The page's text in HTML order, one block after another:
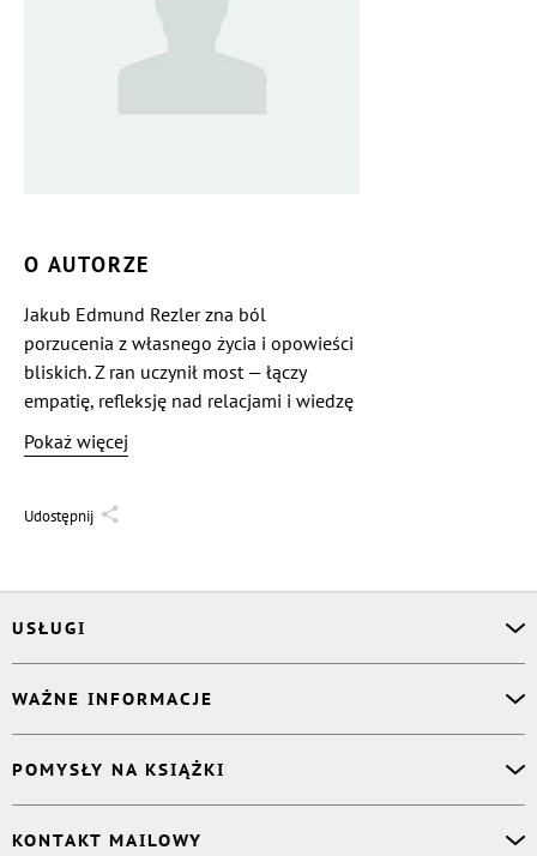
O AUTORZE
Jakub Edmund Rezler zna ból
porzucenia z własnego życia i opowieści
bliskich. Z ran uczynił most — łączy
empatię, refleksję nad relacjami i wiedzę
o psychice, by inspirować do wzrostu.
Nie narzuca recept, lecz wyciąga rękę
ziarno wsparcia — zaproszenie
Pokaż więcej
Udostępnij
USŁUGI
Korektor
Projektant okładki
Druk Twojej książki
Publikacja
WAŻNE INFORMACJE
Książki Ridero
Pomoc
Polityka prywatności
POMYSŁY NA KSIĄŻKI
Dzienniczek malucha
KONTAKT MAILOWY